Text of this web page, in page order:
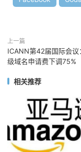
上一篇
ICANN第42届国际会议
级域名申请费下调75%
相关推荐